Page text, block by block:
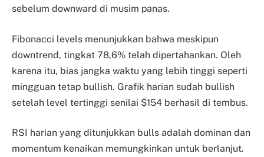
sebelum downward di musim panas.
Fibonacci levels menunjukkan bahwa meskipun
downtrend, tingkat 78,6% telah dipertahankan. Oleh
karena itu, bias jangka waktu yang lebih tinggi seperti
mingguan tetap bullish. Grafik harian sudah bullish
setelah level tertinggi senilai $154 berhasil di tembus.
RSI harian yang ditunjukkan bulls adalah dominan dan
momentum kenaikan memungkinkan untuk berlanjut.